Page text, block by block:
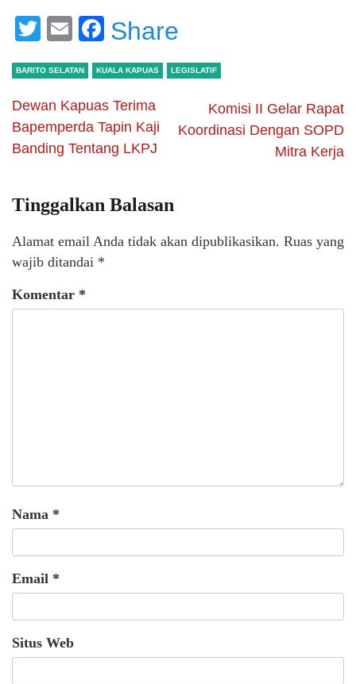
Twitter
EmailFacebook
Share
BARITO SELATAN KUALA KAPUAS LEGISLATIF
Dewan Kapuas Terima
Bapemperda Tapin Kaji
Banding Tentang LKPJ
Komisi II Gelar Rapat
Koordinasi Dengan SOPD
Mitra Kerja
Tinggalkan Balasan
Alamat email Anda tidak akan dipublikasikan. Ruas yang
wajib ditandai *
Komentar *
Nama *
Email *
Situs Web